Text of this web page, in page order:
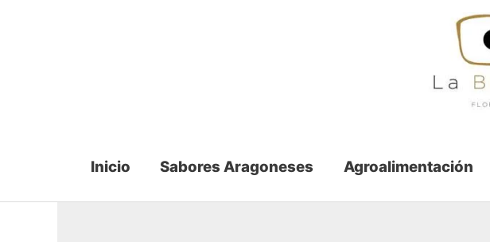
Inicio Sabores Aragoneses Agroalimentación